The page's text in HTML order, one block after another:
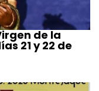
de la
21 y 22 de